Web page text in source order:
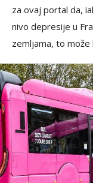
za ovaj portal da,
nivo depresije u
zemljama, to